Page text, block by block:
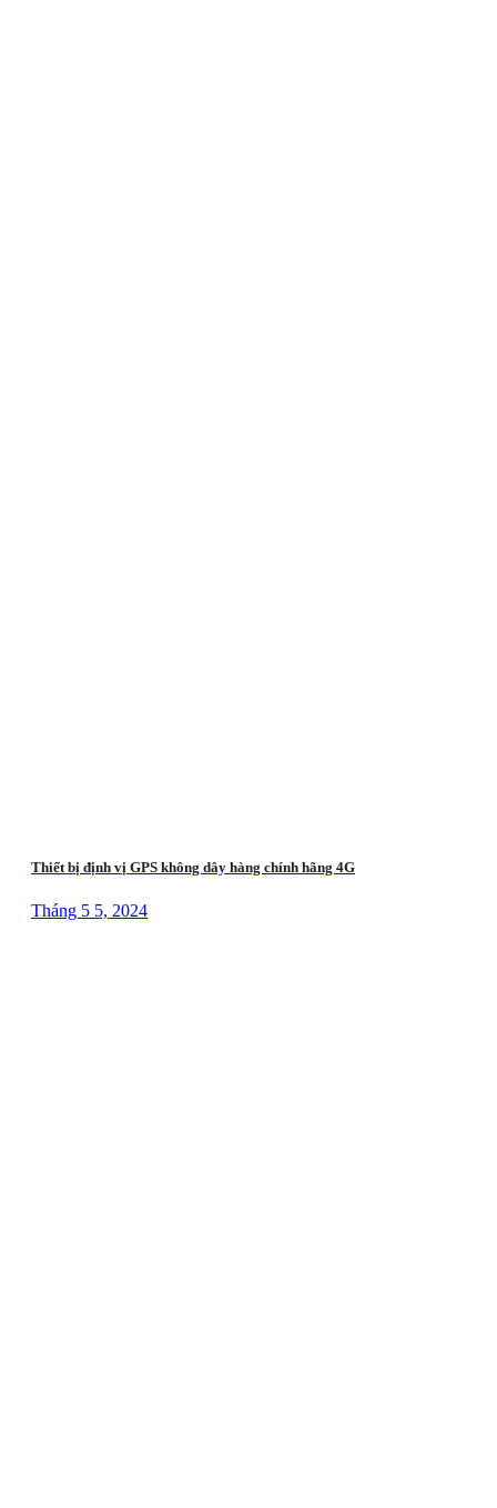
Thiết bị định vị GPS không dây hàng chính hãng 4G
Tháng 5 5, 2024